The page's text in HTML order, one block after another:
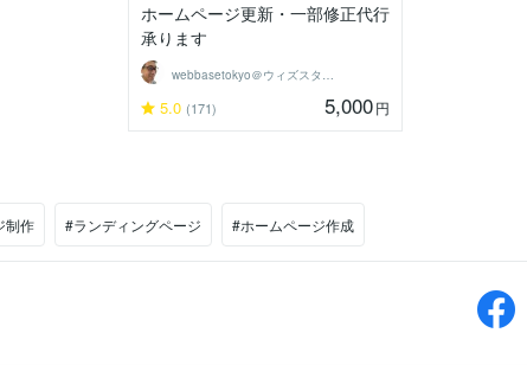
ホームページ更新・一部修正代行
承ります
5.0 (171) 5,000円
制作 #ランディングページ #ホームページ作成